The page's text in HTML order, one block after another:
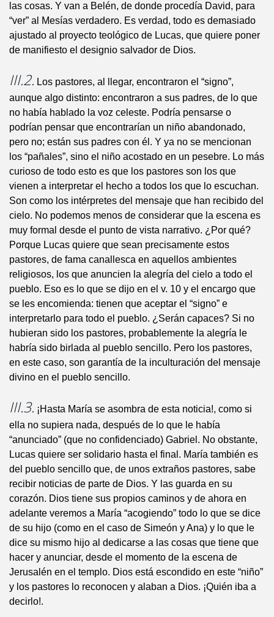
las cosas. Y van a Belén, de donde procedía David, para
“ver” al Mesías verdadero. Es verdad, todo es demasiado
ajustado al proyecto teológico de Lucas, que quiere poner
de manifiesto el designio salvador de Dios.
III.2. Los pastores, al llegar, encontraron el “signo”,
aunque algo distinto: encontraron a sus padres, de lo que
no había hablado la voz celeste. Podría pensarse o
podrían pensar que encontrarían un niño abandonado,
pero no; están sus padres con él. Y ya no se mencionan
los “pañales”, sino el niño acostado en un pesebre. Lo más
curioso de todo esto es que los pastores son los que
vienen a interpretar el hecho a todos los que lo escuchan.
Son como los intérpretes del mensaje que han recibido del
cielo. No podemos menos de considerar que la escena es
muy formal desde el punto de vista narrativo. ¿Por qué?
Porque Lucas quiere que sean precisamente estos
pastores, de fama canallesca en aquellos ambientes
religiosos, los que anuncien la alegría del cielo a todo el
pueblo. Eso es lo que se dijo en el v. 10 y el encargo que
se les encomienda: tienen que aceptar el “signo” e
interpretarlo para todo el pueblo. ¿Serán capaces? Si no
hubieran sido los pastores, probablemente la alegría le
habría sido birlada al pueblo sencillo. Pero los pastores,
en este caso, son garantía de la inculturación del mensaje
divino en el pueblo sencillo.
III.3. ¡Hasta María se asombra de esta noticia!, como si
ella no supiera nada, después de lo que le había
“anunciado” (que no confidenciado) Gabriel. No obstante,
Lucas quiere ser solidario hasta el final. María también es
del pueblo sencillo que, de unos extraños pastores, sabe
recibir noticias de parte de Dios. Y las guarda en su
corazón. Dios tiene sus propios caminos y de ahora en
adelante veremos a María “acogiendo” todo lo que se dice
de su hijo (como en el caso de Simeón y Ana) y lo que le
dice su mismo hijo al dedicarse a las cosas que tiene que
hacer y anunciar, desde el momento de la escena de
Jerusalén en el templo. Dios está escondido en este “niño”
y los pastores lo reconocen y alaban a Dios. ¡Quién iba a
decirlo!.